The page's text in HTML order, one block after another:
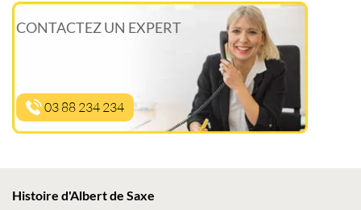
CONTACTEZ UN EXPERT
03 88 234 234
Histoire d'Albert de Saxe